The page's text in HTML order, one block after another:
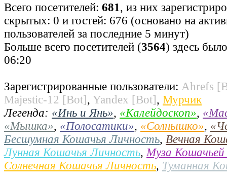
Всего посетителей: 681, из них
скрытых: 0 и гостей: 676 (основано на
пользователей за последние 5 минут)
Больше всего посетителей (3564) здесь
06:20
Зарегистрированные пользователи: Ahrefs
Majestic-12 [Bot], Yandex [Bot], Мурчик
Легенда: «Инь и Янь», «Калейдоскоп»,
«Мышка», «Полосатики», «Солнышко»,
Бесшумная Кошачья Личность, Вечная
Лунная Кошачья Личность, Муза
Солнечная Кошачья Личность, Туманная